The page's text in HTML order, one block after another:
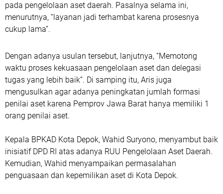
pada pengelolaan aset daerah. Pasalnya selama ini,
menurutnya, “layanan jadi terhambat karena prosesnya
cukup lama”.
Dengan adanya usulan tersebut, lanjutnya, “Memotong
waktu proses kekuasaan pengelolaan aset dan delegasi
tugas yang lebih baik”. Di samping itu, Aris juga
mengusulkan agar adanya peningkatan jumlah formasi
penilai aset karena Pemprov Jawa Barat hanya memiliki 1
orang penilai aset.
Kepala BPKAD Kota Depok, Wahid Suryono, menyambut baik
inisiatif DPD RI atas adanya RUU Pengelolaan Aset Daerah.
Kemudian, Wahid menyampaikan permasalahan
penguasaan dan kepemilikan aset di Kota Depok.